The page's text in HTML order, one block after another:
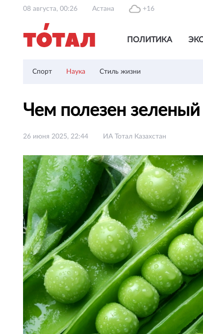
08 августа, 00:26 Астана +16
ПОЛИТИКА
Спорт Наука Стиль жизни
Чем полезен
26 июня 2025, 22:44 ИА Тотал Казахстан